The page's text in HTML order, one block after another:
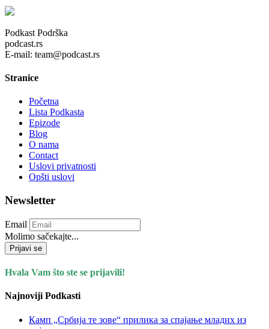
Podkast Podrška
podcast.rs
E-mail: team@podcast.rs
Stranice
Početna
Lista Podkasta
Epizode
Blog
O nama
Contact
Uslovi privatnosti
Opšti uslovi
Newsletter
Email
Molimo sačekajte...
Prijavi se
Hvala Vam što ste se prijavili!
Najnoviji Podkasti
Камп „Србија те зове“ прилика за спајање младих из